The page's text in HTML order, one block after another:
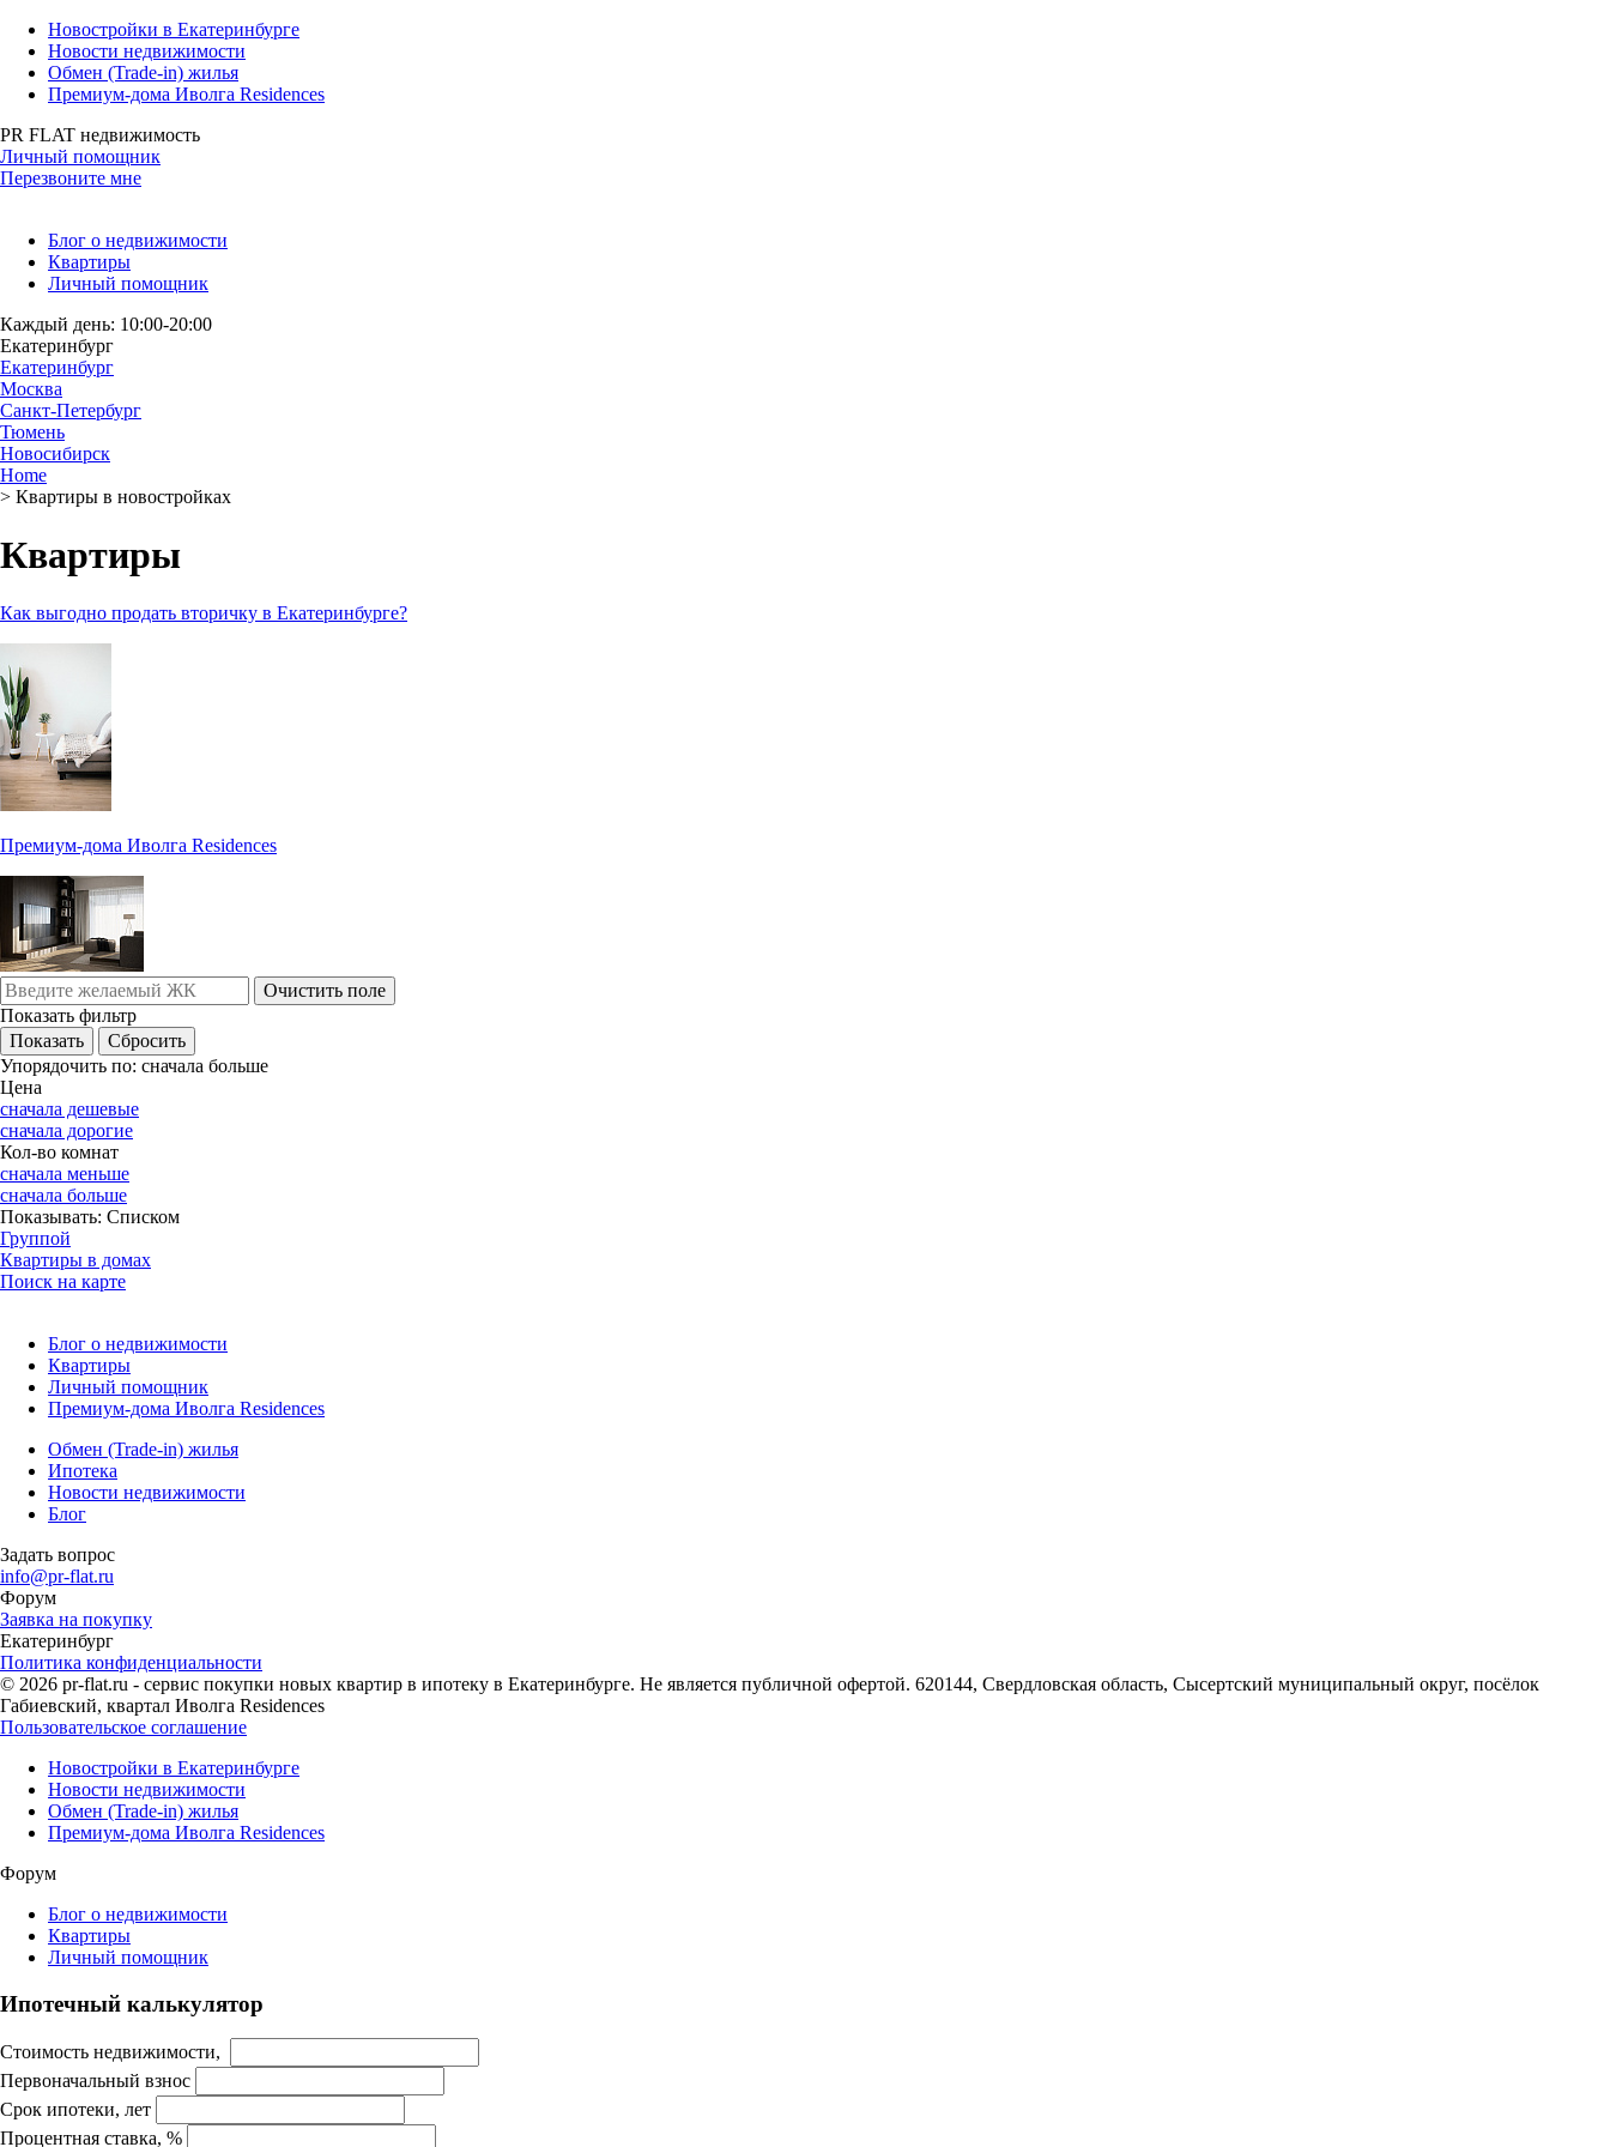
Новостройки в Екатеринбурге
Новости недвижимости
Обмен (Trade-in) жилья
Премиум-дома Иволга Residences
PR FLAT недвижимость
Личный помощник
Перезвоните мне
Блог о недвижимости
Квартиры
Личный помощник
Каждый день: 10:00-20:00
Екатеринбург
Екатеринбург
Москва
Санкт-Петербург
Тюмень
Новосибирск
Home
> Квартиры в новостройках
Квартиры
Как выгодно продать вторичку в Екатеринбурге?
Премиум-дома Иволга Residences
Очистить поле
Показать фильтр
Упорядочить по: сначала больше
Цена
сначала дешевые
сначала дорогие
Кол-во комнат
сначала меньше
сначала больше
Показывать: Списком
Группой
Квартиры в домах
Поиск на карте
Блог о недвижимости
Квартиры
Личный помощник
Премиум-дома Иволга Residences
Обмен (Trade-in) жилья
Ипотека
Новости недвижимости
Блог
Задать вопрос
info@pr-flat.ru
Форум
Заявка на покупку
Екатеринбург
Политика конфиденциальности
© 2026 pr-flat.ru - сервис покупки новых квартир в ипотеку в Екатеринбурге. Не является публичной офертой. 620144, Свердловская область, Сысертский муниципальный округ, посёлок
Габиевский, квартал Иволга Residences
Пользовательское соглашение
Новостройки в Екатеринбурге
Новости недвижимости
Обмен (Trade-in) жилья
Премиум-дома Иволга Residences
Форум
Блог о недвижимости
Квартиры
Личный помощник
Ипотечный калькулятор
Стоимость недвижимости,
Первоначальный взнос
Срок ипотеки, лет
Процентная ставка, %